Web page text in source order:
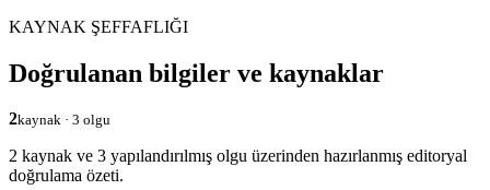
KAYNAK ŞEFFAFLIĞI
Doğrulanan bilgiler ve kaynaklar
2kaynak · 3 olgu
2 kaynak ve 3 yapılandırılmış olgu üzerinden hazırlanmış editoryal
doğrulama özeti.